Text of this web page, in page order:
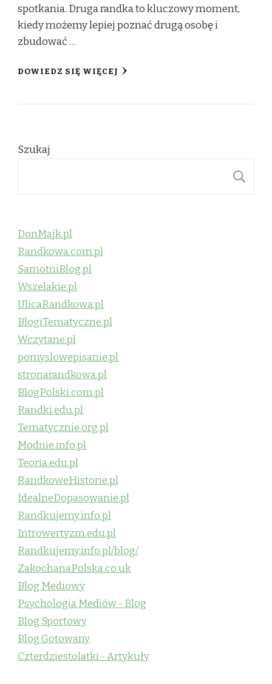
spotkania. Druga randka to kluczowy moment,
kiedy możemy lepiej poznać drugą osobę i
zbudować …
DOWIEDZ SIĘ WIĘCEJ
Szukaj
DonMajk.pl
Randkowa.com.pl
SamotniBlog.pl
Wszelakie.pl
UlicaRandkowa.pl
BlogiTematyczne.pl
Wczytane.pl
pomyslowepisanie.pl
stronarandkowa.pl
BlogPolski.com.pl
Randki.edu.pl
Tematycznie.org.pl
Modnie.info.pl
Teoria.edu.pl
RandkoweHistorie.pl
IdealneDopasowanie.pl
Randkujemy.info.pl
Introwertyzm.edu.pl
Randkujemy.info.pl/blog/
ZakochanaPolska.co.uk
Blog Mediowy
Psychologia Mediów - Blog
Blog Sportowy
Blog Gotowany
Czterdziestolatki - Artykuły